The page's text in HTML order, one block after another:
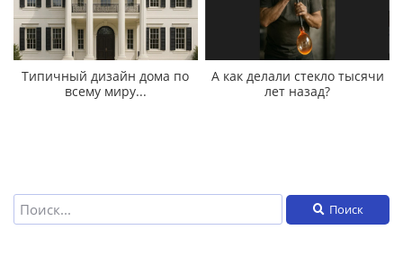
Типичный дизайн дома по
всему миру...
А как делали стекло тысячи
лет назад?
Поиск